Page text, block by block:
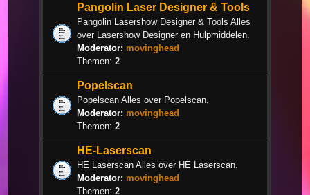
Pangolin Laser Designer & Tools
Pangolin Lasershow Designer & Tools Alles
over Lasershow Designer en Hulpmiddelen.
Moderator: movinghead
Themen: 2
Popelscan
Popelscan Alles over Popelscan.
Moderator: movinghead
Themen: 2
HE-Laserscan
HE Laserscan Alles over HE Laserscan.
Moderator: movinghead
Themen: 2